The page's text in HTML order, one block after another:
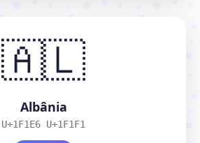
🇦🇱
Albânia
U+1F1E6 U+1F1F1